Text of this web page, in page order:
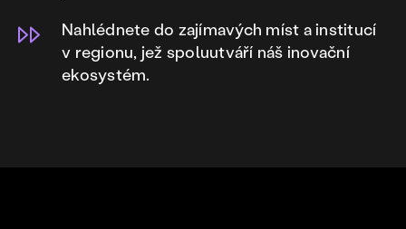
Nahlédnete do zajímavých míst a institucí
v regionu, jež spoluutváří náš inovační
ekosystém.